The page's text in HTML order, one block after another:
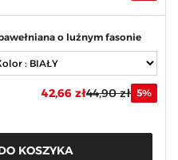
o luźnym fasonie
42,66 zł44,90 zł 5%
KOSZYKA